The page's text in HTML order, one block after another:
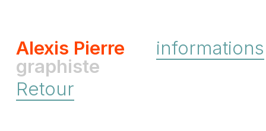
Alexis Pierre
graphiste
Retour
informations